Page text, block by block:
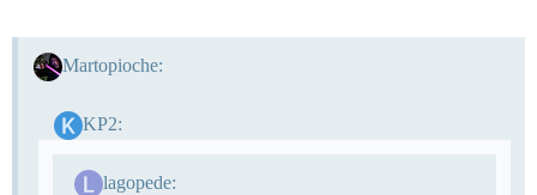
Martopioche:
KP2:
lagopede: